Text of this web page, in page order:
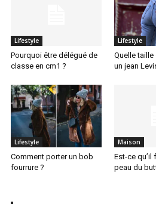
Lifestyle
Pourquoi être délégué de
classe en cm1 ?
Lifestyle
Quelle
un jean
Lifestyle
Comment porter un bob
fourrure ?
Maison
Est-ce qu’il
peau du